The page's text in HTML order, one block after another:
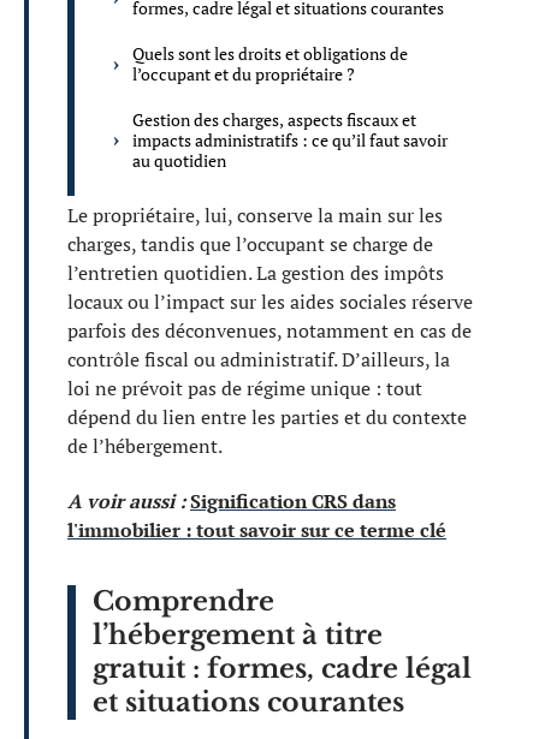
formes, cadre légal et situations courantes
Quels sont les droits et obligations de
l’occupant et du propriétaire ?
Gestion des charges, aspects fiscaux et
impacts administratifs : ce qu’il faut savoir
au quotidien
Le propriétaire, lui, conserve la main sur les
charges, tandis que l’occupant se charge de
l’entretien quotidien. La gestion des impôts
locaux ou l’impact sur les aides sociales réserve
parfois des déconvenues, notamment en cas de
contrôle fiscal ou administratif. D’ailleurs, la
loi ne prévoit pas de régime unique : tout
dépend du lien entre les parties et du contexte
de l’hébergement.
A voir aussi :Signification CRS dans
l'immobilier : tout savoir sur ce terme clé
Comprendre
l’hébergement à titre
gratuit : formes, cadre légal
et situations courantes